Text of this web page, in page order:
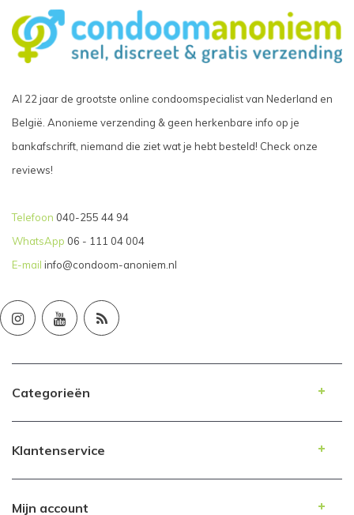
Al 22 jaar de grootste online condoomspecialist van Nederland en
België. Anonieme verzending & geen herkenbare info op je
bankafschrift, niemand die ziet wat je hebt besteld! Check onze
reviews!
Telefoon 040-255 44 94
WhatsApp 06 - 111 04 004
E-mail info@condoom-anoniem.nl
Categorieën
Klantenservice
Mijn account